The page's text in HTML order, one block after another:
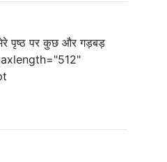
पृष्ठ पर कुछ और गड़बड़